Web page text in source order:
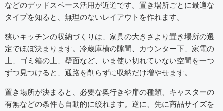
などのデッドスペース活用が近道です。置き場所ごとに最適な
タイプを知ると、無理のないレイアウトを作れます。
狭いキッチンの収納づくりは、家具の大きさより置き場所の選
定でほぼ決まります。冷蔵庫横の隙間、カウンター下、家電の
上、ゴミ箱の上、壁面など、いま使い切れていない空間を一つ
ずつ見つけると、通路を削らずに収納だけ増やせます。
置き場所が決まると、必要な奥行きや扉の種類、キャスターの
有無などの条件も自動的に絞れます。逆に、先に商品サイズを